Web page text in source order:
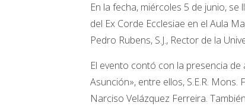
En la fecha, miércoles 5 de junio,
del Ex Corde Ecclesiae en el Aula
Pedro Rubens, S.J., Rector de la
El evento contó con la presencia
Asunción», entre ellos, S.E.R. Mons.
Narciso Velázquez Ferreira.